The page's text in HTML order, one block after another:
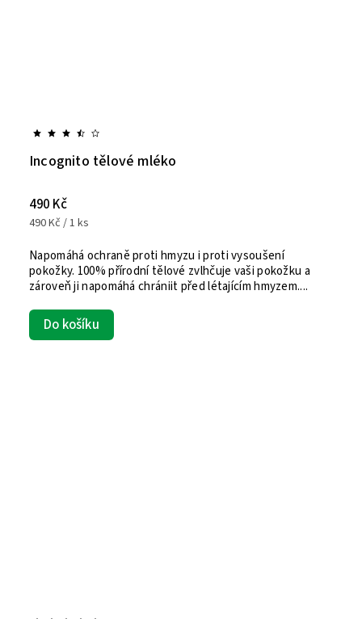
Incognito tělové mléko
490 Kč
490 Kč / 1 ks
Do košíku
Napomáhá ochraně proti hmyzu i proti vysoušení
pokožky. 100% přírodní tělové zvlhčuje vaši pokožku a
zároveň ji napomáhá chrániit před létajícím hmyzem....